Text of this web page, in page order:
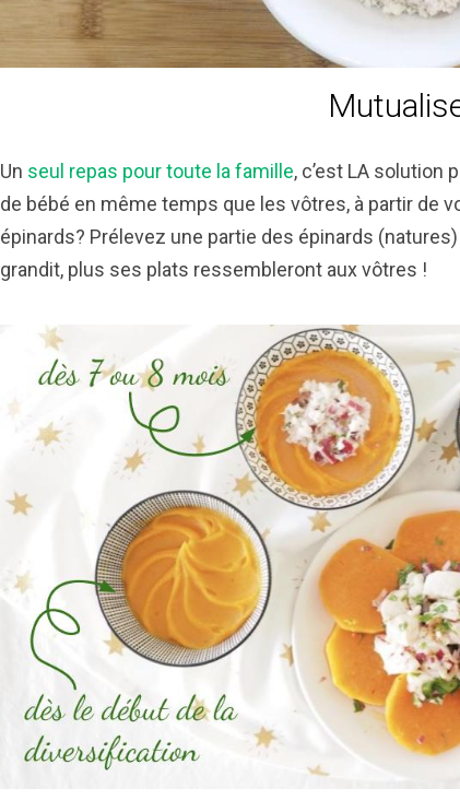
Un seul repas pour toute la famille, c’est LA solution
de bébé en même temps que les vôtres, à partir de
épinards? Prélevez une partie des épinards
grandit, plus ses plats ressembleront aux vôtres !